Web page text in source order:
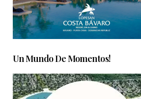
Un Mundo De Momentos!